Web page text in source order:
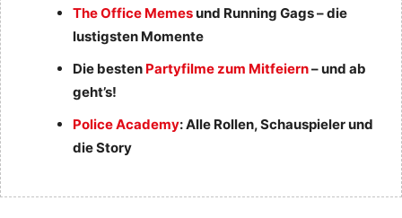
The Office Memesund Running Gags – die
lustigsten Momente
Die besten Partyfilme zum Mitfeiern– und ab
geht’s!
Police Academy: Alle Rollen, Schauspieler und
die Story